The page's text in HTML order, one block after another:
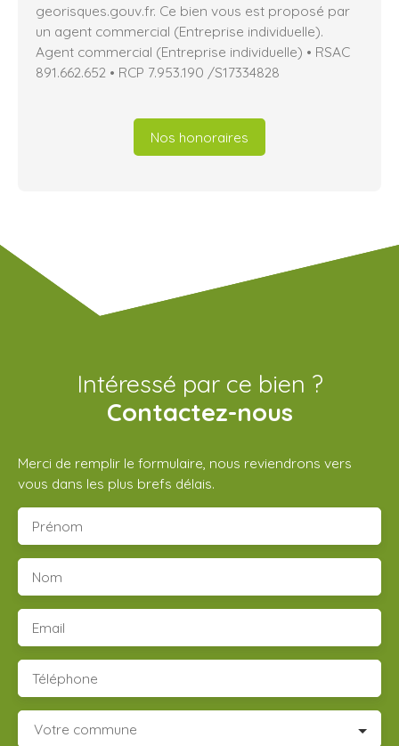
georisques.gouv.fr. Ce bien vous est proposé par
un agent commercial (Entreprise individuelle).
Agent commercial (Entreprise individuelle) • RSAC
891.662.652 • RCP 7.953.190 /S17334828
Nos honoraires
Intéressé par ce bien ?
Contactez-nous
Merci de remplir le formulaire, nous reviendrons vers
vous dans les plus brefs délais.
Prénom
Nom
Email
Téléphone
Votre commune